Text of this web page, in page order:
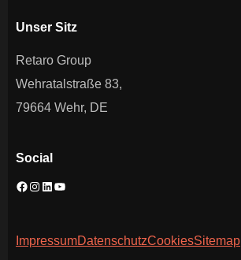
Unser Sitz
Retaro Group
Wehratalstraße 83,
79664 Wehr, DE
Social
ImpressumDatenschutzCookiesSitemap